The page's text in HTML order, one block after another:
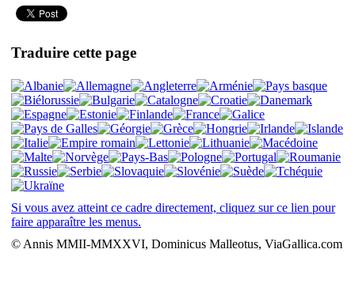
Traduire cette page
Si vous avez atteint ce cadre directement, cliquez sur ce lien pour
faire apparaître les menus.
© Annis MMII-MMXXVI, Dominicus Malleotus, ViaGallica.com